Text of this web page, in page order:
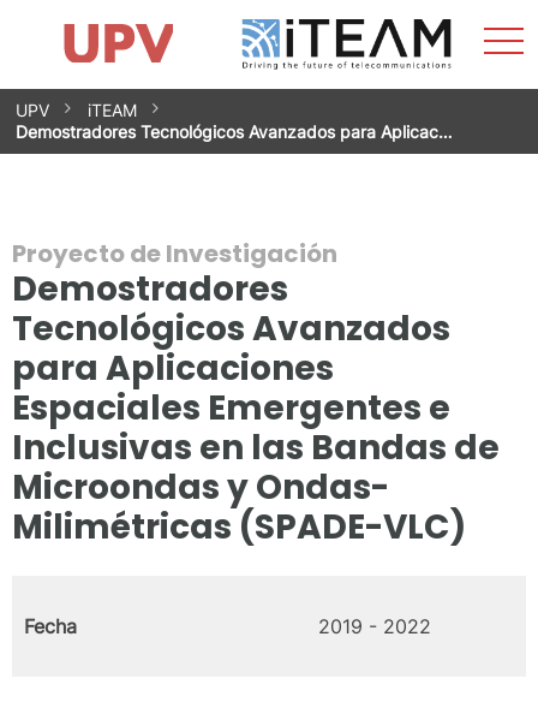
Saltar
contenido
Impacto
Grupos de investigación
Instalaciones
Spin-offs
Contacto
Prácticas
Noticias
Unidad de Igualdad
UPV
iTEAM
Demostradores Tecnológicos Avanzados para Aplicac…
Proyecto de Investigación
Demostradores
Tecnológicos Avanzados
para Aplicaciones
Espaciales Emergentes e
Inclusivas en las Bandas de
Microondas y Ondas-
Milimétricas (SPADE-VLC)
Fecha 2019 - 2022